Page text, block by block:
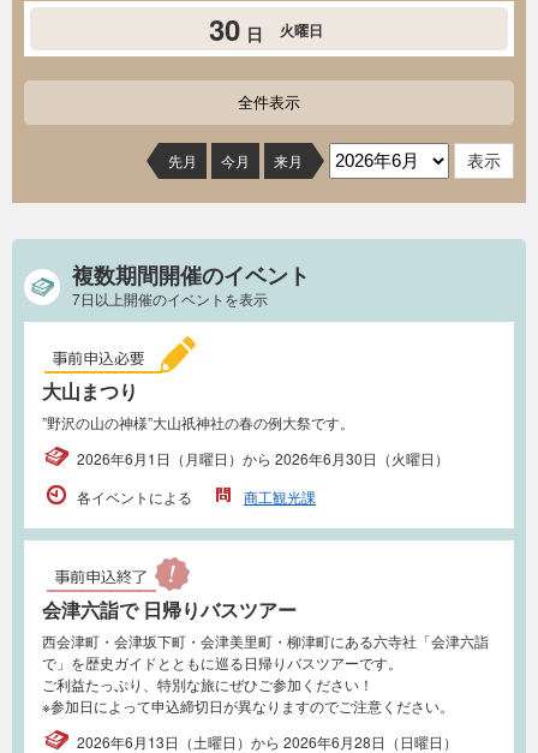
30 日 火曜日
全件表示
先月 今月 来月
複数期間開催のイベント
7日以上開催のイベントを表示
大山まつり
”野沢の山の神様”大山祇神社の春の例大祭です。
2026年6月1日（月曜日）から 2026年6月30日（火曜日）
各イベントによる
商工観光課
会津六詣で 日帰りバスツアー
西会津町・会津坂下町・会津美里町・柳津町にある六寺社「会津六詣
で」を歴史ガイドとともに巡る日帰りバスツアーです。
ご利益たっぷり、特別な旅にぜひご参加ください！
※参加日によって申込締切日が異なりますのでご注意ください。
2026年6月13日（土曜日）から 2026年6月28日（日曜日）